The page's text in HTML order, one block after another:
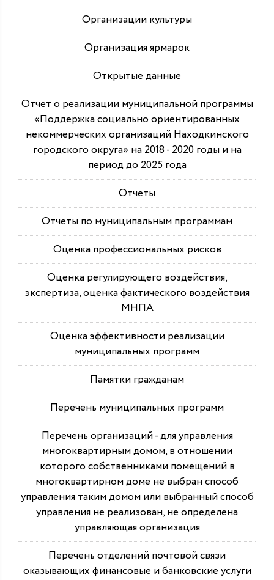
Организации культуры
Организация ярмарок
Открытые данные
Отчет о реализации муниципальной программы
«Поддержка социально ориентированных
некоммерческих организаций Находкинского
городского округа» на 2018 - 2020 годы и на
период до 2025 года
Отчеты
Отчеты по муниципальным программам
Оценка профессиональных рисков
Оценка регулирующего воздействия,
экспертиза, оценка фактического воздействия
МНПА
Оценка эффективности реализации
муниципальных программ
Памятки гражданам
Перечень муниципальных программ
Перечень организаций - для управления
многоквартирным домом, в отношении
которого собственниками помещений в
многоквартирном доме не выбран способ
управления таким домом или выбранный способ
управления не реализован, не определена
управляющая организация
Перечень отделений почтовой связи
оказывающих финансовые и банковские услуги